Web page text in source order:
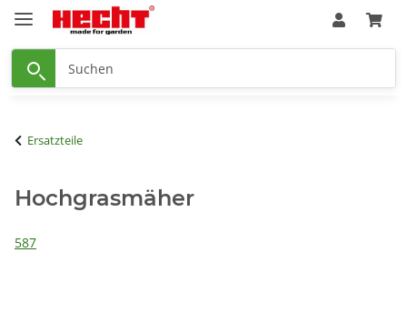
Ersatzteile
Hochgrasmäher
587